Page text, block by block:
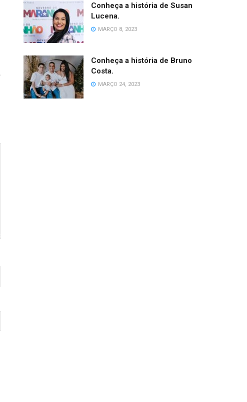
Conheça a história de Susan
Lucena.
MARÇO 8, 2023
Conheça a história de Bruno
Costa.
MARÇO 24, 2023